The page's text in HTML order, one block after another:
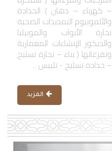
– كهرباء – دهان ) الحدادة
والألمونيوم التمديدات الصحية
نجارة الأبواب والموبيليا
والديكور الإنشاءات المعمارية
وتفرعاتها ( بناء – نجارة تسليح
– حدادة تسليح - تلييس ..
المزيد